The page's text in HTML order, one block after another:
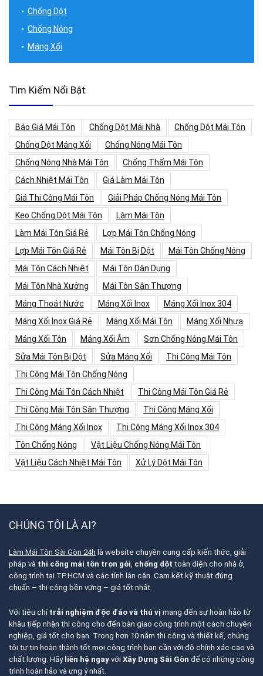
Chống Dột
Chống Nóng
Máng Xối
Tìm Kiếm Nổi Bật
Báo Giá Mái Tôn Chống Dột Mái Nhà
Chống Dột Mái Tôn
Chống Dột Máng Xối
Chống Nóng Mái Tôn
Chống Nóng Nhà Mái Tôn
Chống Thấm Mái Tôn
Cách Nhiệt Mái Tôn
Giá Làm Mái Tôn
Giá Thi Công Mái Tôn
Giải Pháp Chống Nóng Mái Tôn
Keo Chống Dột Mái Tôn
Làm Mái Tôn
Làm Mái Tôn Giá Rẻ
Lợp Mái Tôn Chống Nóng
Lợp Mái Tôn Giá Rẻ
Mái Tôn Bị Dột
Mái Tôn Chống Nóng
Mái Tôn Cách Nhiệt
Mái Tôn Dân Dụng
Mái Tôn Nhà Xưởng
Mái Tôn Sân Thượng
Máng Thoát Nước
Máng Xối Inox
Máng Xối Inox 304
Máng Xối Inox Giá Rẻ
Máng Xối Mái Tôn
Máng Xối Nhựa
Máng Xối Tôn
Máng Xối Âm
Sơn Chống Nóng Mái Tôn
Sửa Mái Tôn Bị Dột
Sửa Máng Xối
Thi Công Mái Tôn
Thi Công Mái Tôn Chống Nóng
Thi Công Mái Tôn Cách Nhiệt
Thi Công Mái Tôn Giá Rẻ
Thi Công Mái Tôn Sân Thượng
Thi Công Máng Xối
Thi Công Máng Xối Inox
Thi Công Máng Xối Inox 304
Tôn Chống Nóng
Vật Liệu Chống Nóng Mái Tôn
Vật Liệu Cách Nhiệt Mái Tôn
Xử Lý Dột Mái Tôn
CHÚNG TÔI LÀ AI?
Làm Mái Tôn Sài Gòn 24h là website chuyên cung cấp kiến thức, giải
pháp và thi công mái tôn trọn gói, chống dột toàn diện cho nhà ở,
công trình tại TP.HCM và các tỉnh lân cận. Cam kết kỹ thuật đúng
chuẩn – thi công bền vững – giá tốt nhất.
Với tiêu chí trải nghiệm độc đáo và thú vị mang đến sự hoàn hảo từ
khâu tiếp nhận thi công cho đến bàn giao công trình một cách chuyên
nghiệp, giá tốt cho bạn. Trong hơn 10 năm thi công và thiết kế, chúng
tôi tự tin hoàn thành tốt mọi công trình bạn cần với độ chính xác cao và
chất lượng. Hãy liên hệ ngay với Xây Dựng Sài Gòn để có những công
trình hoàn hảo và ưng ý nhất.